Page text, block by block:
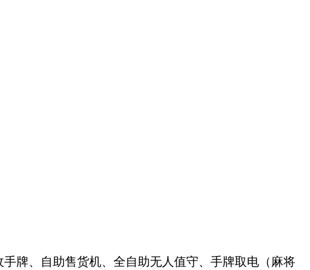
牌、自助售货机、全自助无人值守、手牌取电（麻将